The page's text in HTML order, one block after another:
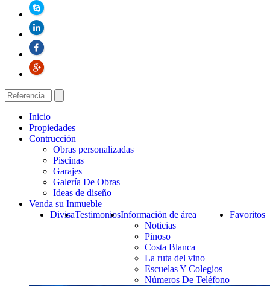
Inicio
Propiedades
Contrucción
Obras personalizadas
Piscinas
Garajes
Galería De Obras
Ideas de diseño
Venda su Inmueble
Favoritos
Información de área
Noticias
Pinoso
Costa Blanca
La ruta del vino
Escuelas Y Colegios
Números De Teléfono
Testimonios
Divisa